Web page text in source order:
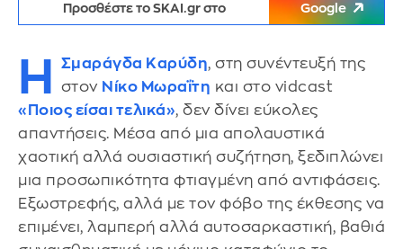
Προσθέστε το SKAI.gr στο Google
Η Σμαράγδα Καρύδη, στη συνέντευξή της
στον Νίκο Μωραΐτη και στο vidcast
«Ποιος είσαι τελικά», δεν δίνει εύκολες
απαντήσεις. Μέσα από μια απολαυστικά
χαοτική αλλά ουσιαστική συζήτηση, ξεδιπλώνει
μια προσωπικότητα φτιαγμένη από αντιφάσεις.
Εξωστρεφής, αλλά με τον φόβο της έκθεσης να
επιμένει, λαμπερή αλλά αυτοσαρκαστική, βαθιά